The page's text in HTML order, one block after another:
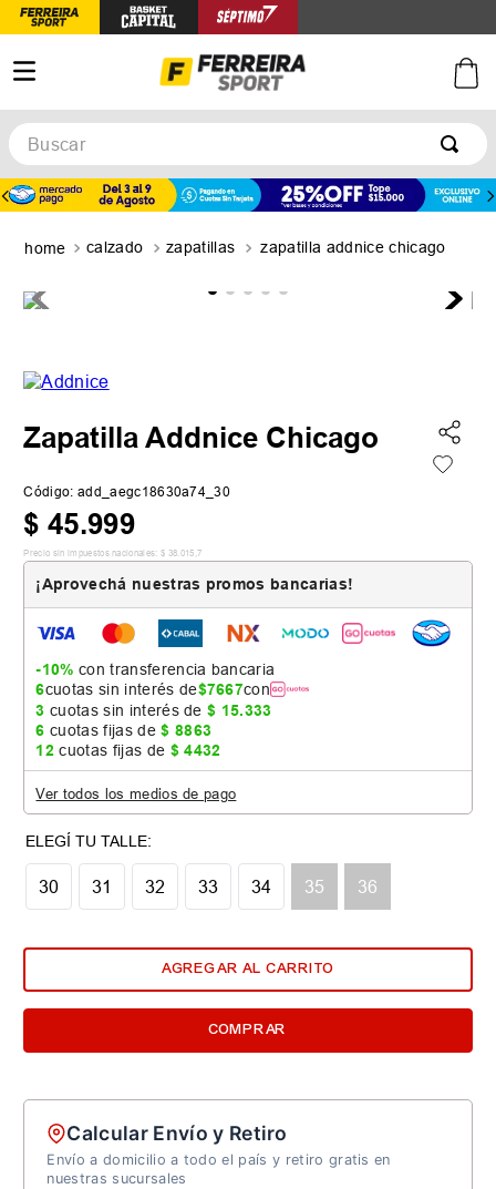
Buscar
calzado zapatillas zapatilla addnice chicago
Zapatilla Addnice Chicago
Código: add_aegc18630a74_30
$ 45.999
Precio sin impuestos nacionales: $ 38 015 7
¡Aprovechá nuestras promos bancarias!
-10% con transferencia bancaria
6cuotas sin interés de$7667con
3 cuotas sin interés de$ 15.333
6 cuotas fijas de$ 8863
12 cuotas fijas de $ 4432
Ver todos los medios de pago
30 31 32 33 34 35 36
AGREGAR AL CARRITO
COMPRAR
Calcular Envío y Retiro
Envío a domicilio a todo el país y retiro gratis en
nuestras sucursales
TÉRMINOS MÁS BUSCADOS
3.
5. medias